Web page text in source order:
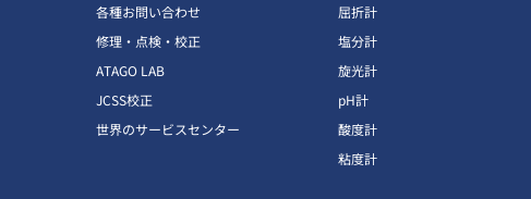
各種お問い合わせ
修理・点検・校正
ATAGO LAB
JCSS校正
世界のサービスセンター
屈折計
塩分計
旋光計
pH計
酸度計
粘度計